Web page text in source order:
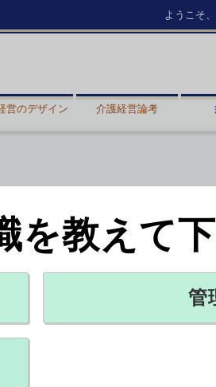
ようこそ
営のデザイン 介護経営論考
によると、医療事故報告
を教えて
管